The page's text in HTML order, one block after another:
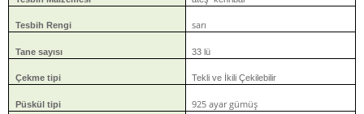
Tesbih Rengi sarı
Tane sayısı 33 lü
Çekme tipi Tekli ve İkili Çekilebilir
Püskül tipi 925 ayar gümüş